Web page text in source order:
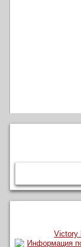
Victory